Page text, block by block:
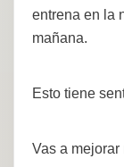
entrena en la
mañana.
Esto tiene
Vas a